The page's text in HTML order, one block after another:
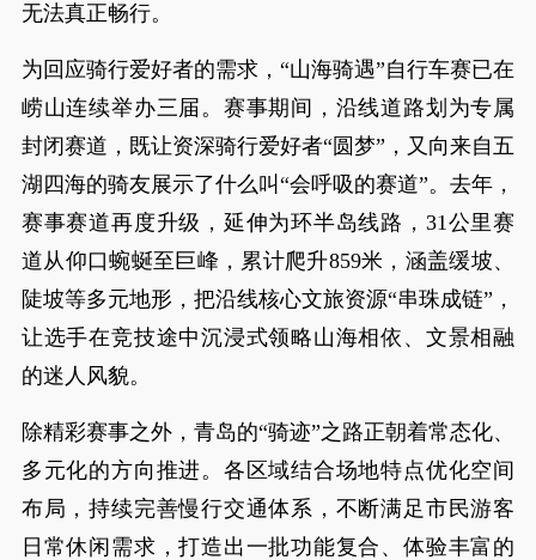
无法真正畅行。
为回应骑行爱好者的需求，“山海骑遇”自行车赛已在
崂山连续举办三届。赛事期间，沿线道路划为专属
封闭赛道，既让资深骑行爱好者“圆梦”，又向来自五
湖四海的骑友展示了什么叫“会呼吸的赛道”。去年，
赛事赛道再度升级，延伸为环半岛线路，31公里赛
道从仰口蜿蜒至巨峰，累计爬升859米，涵盖缓坡、
陡坡等多元地形，把沿线核心文旅资源“串珠成链”，
让选手在竞技途中沉浸式领略山海相依、文景相融
的迷人风貌。
除精彩赛事之外，青岛的“骑迹”之路正朝着常态化、
多元化的方向推进。各区域结合场地特点优化空间
布局，持续完善慢行交通体系，不断满足市民游客
日常休闲需求，打造出一批功能复合、体验丰富的